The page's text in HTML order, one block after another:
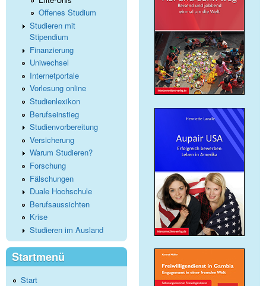
Offenes Studium
Studieren mit
Stipendium
Finanzierung
Uniwechsel
Internetportale
Vorlesung online
Studienlexikon
Berufseinstieg
Studienvorbereitung
Versicherung
Warum Studieren?
Forschung
Fälschungen
Duale Hochschule
Berufsaussichten
Krise
Studieren im Ausland
Startmenü
Start